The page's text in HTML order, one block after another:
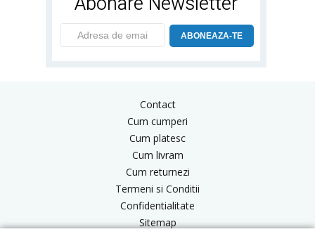
ABONEAZA-TE
Contact
Cum cumperi
Cum platesc
Cum livram
Cum returnezi
Termeni si Conditii
Confidentialitate
Sitemap